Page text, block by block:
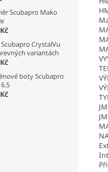
Scubapro Mako
CrystalVu
variantách
boty Scubapro